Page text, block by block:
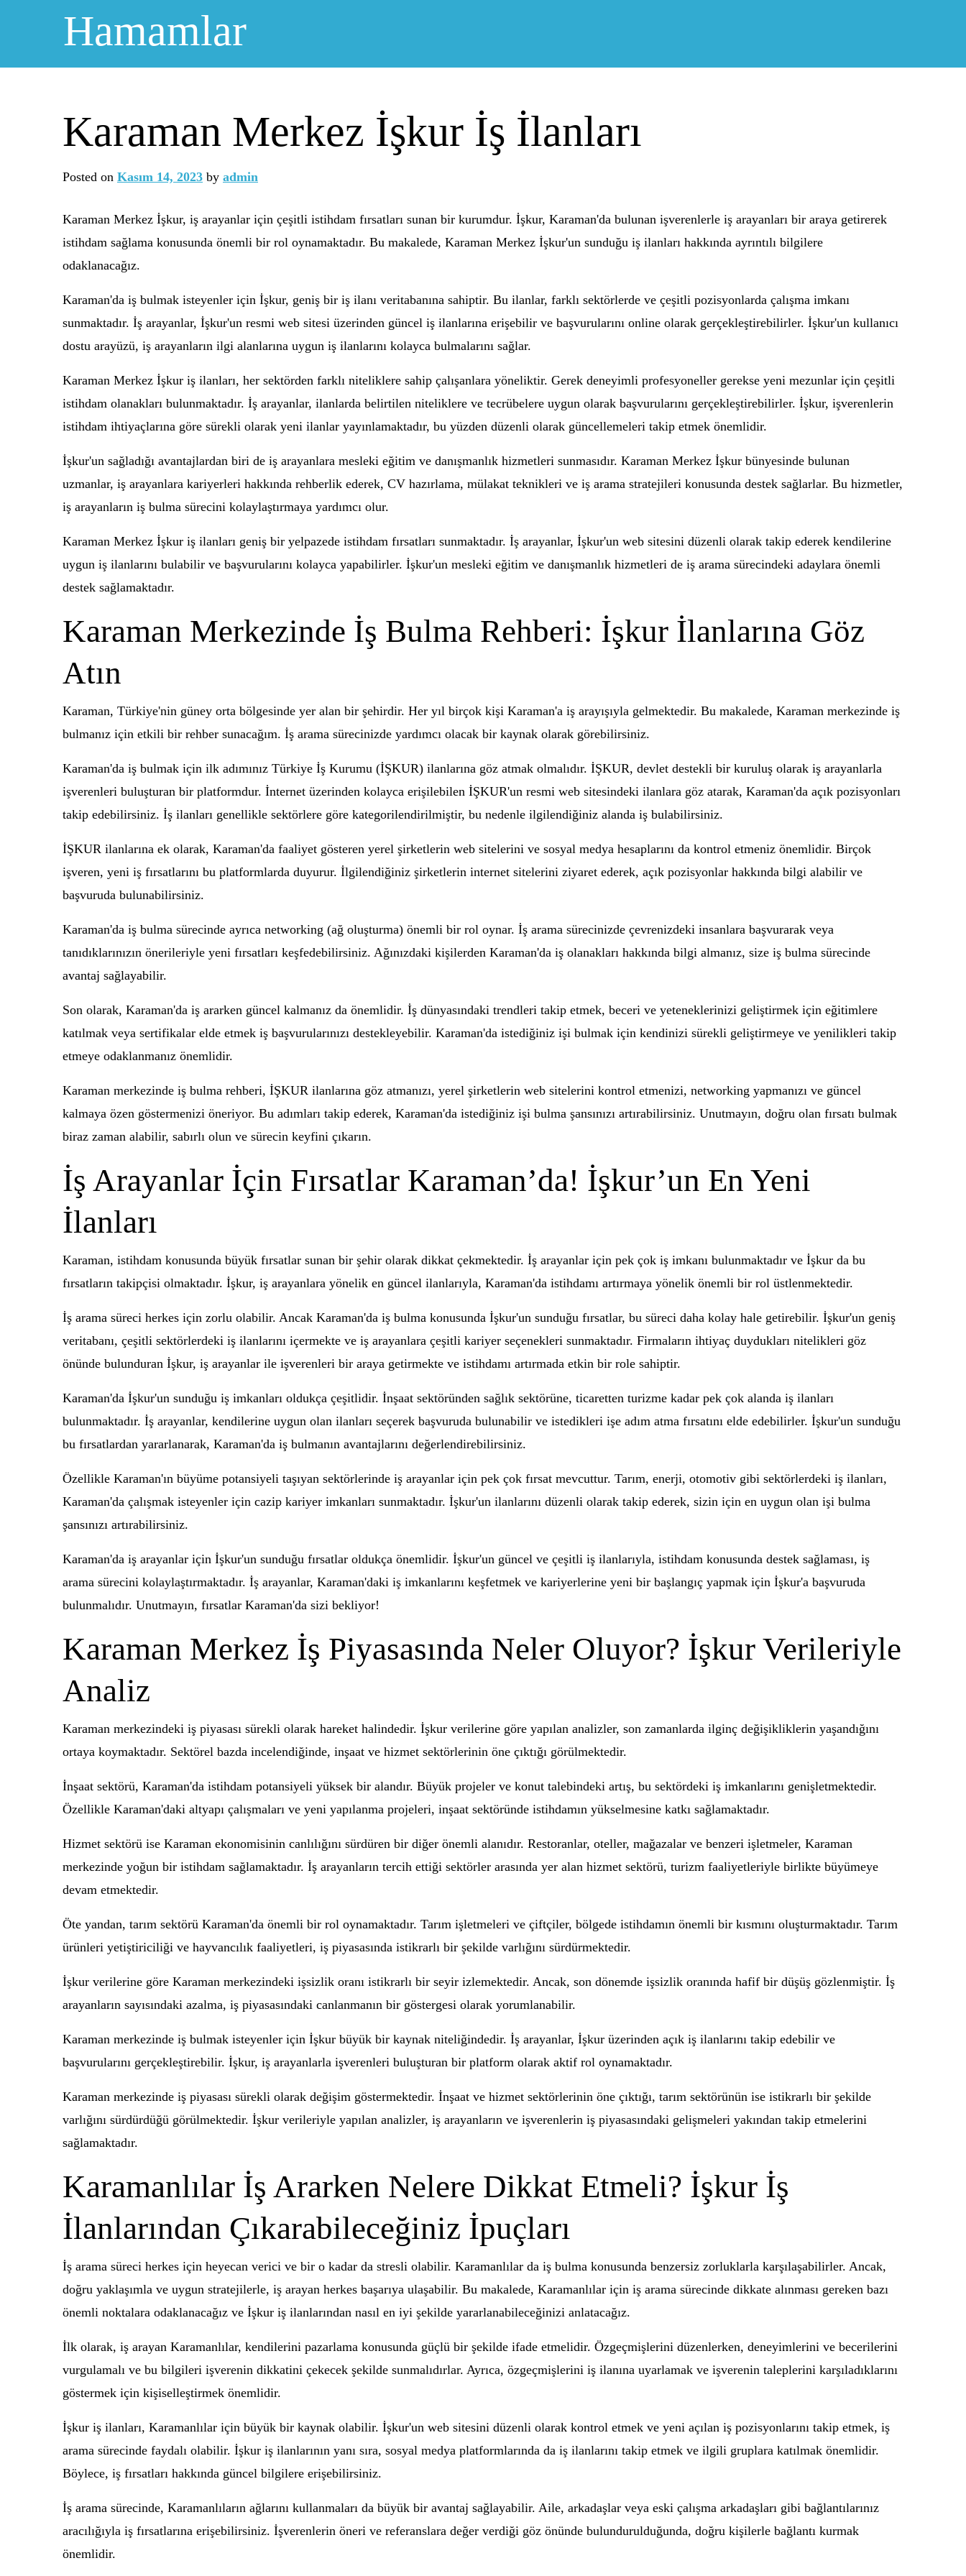
Hamamlar
Karaman Merkez İşkur İş İlanları
Posted on Kasım 14, 2023 by admin
Karaman Merkez İşkur, iş arayanlar için çeşitli istihdam fırsatları sunan bir kurumdur. İşkur, Karaman'da bulunan işverenlerle iş arayanları bir araya getirerek
istihdam sağlama konusunda önemli bir rol oynamaktadır. Bu makalede, Karaman Merkez İşkur'un sunduğu iş ilanları hakkında ayrıntılı bilgilere
odaklanacağız.
Karaman'da iş bulmak isteyenler için İşkur, geniş bir iş ilanı veritabanına sahiptir. Bu ilanlar, farklı sektörlerde ve çeşitli pozisyonlarda çalışma imkanı
sunmaktadır. İş arayanlar, İşkur'un resmi web sitesi üzerinden güncel iş ilanlarına erişebilir ve başvurularını online olarak gerçekleştirebilirler. İşkur'un kullanıcı
dostu arayüzü, iş arayanların ilgi alanlarına uygun iş ilanlarını kolayca bulmalarını sağlar.
Karaman Merkez İşkur iş ilanları, her sektörden farklı niteliklere sahip çalışanlara yöneliktir. Gerek deneyimli profesyoneller gerekse yeni mezunlar için çeşitli
istihdam olanakları bulunmaktadır. İş arayanlar, ilanlarda belirtilen niteliklere ve tecrübelere uygun olarak başvurularını gerçekleştirebilirler. İşkur, işverenlerin
istihdam ihtiyaçlarına göre sürekli olarak yeni ilanlar yayınlamaktadır, bu yüzden düzenli olarak güncellemeleri takip etmek önemlidir.
İşkur'un sağladığı avantajlardan biri de iş arayanlara mesleki eğitim ve danışmanlık hizmetleri sunmasıdır. Karaman Merkez İşkur bünyesinde bulunan
uzmanlar, iş arayanlara kariyerleri hakkında rehberlik ederek, CV hazırlama, mülakat teknikleri ve iş arama stratejileri konusunda destek sağlarlar. Bu hizmetler,
iş arayanların iş bulma sürecini kolaylaştırmaya yardımcı olur.
Karaman Merkez İşkur iş ilanları geniş bir yelpazede istihdam fırsatları sunmaktadır. İş arayanlar, İşkur'un web sitesini düzenli olarak takip ederek kendilerine
uygun iş ilanlarını bulabilir ve başvurularını kolayca yapabilirler. İşkur'un mesleki eğitim ve danışmanlık hizmetleri de iş arama sürecindeki adaylara önemli
destek sağlamaktadır.
Karaman Merkezinde İş Bulma Rehberi: İşkur İlanlarına Göz
Atın
Karaman, Türkiye'nin güney orta bölgesinde yer alan bir şehirdir. Her yıl birçok kişi Karaman'a iş arayışıyla gelmektedir. Bu makalede, Karaman merkezinde iş
bulmanız için etkili bir rehber sunacağım. İş arama sürecinizde yardımcı olacak bir kaynak olarak görebilirsiniz.
Karaman'da iş bulmak için ilk adımınız Türkiye İş Kurumu (İŞKUR) ilanlarına göz atmak olmalıdır. İŞKUR, devlet destekli bir kuruluş olarak iş arayanlarla
işverenleri buluşturan bir platformdur. İnternet üzerinden kolayca erişilebilen İŞKUR'un resmi web sitesindeki ilanlara göz atarak, Karaman'da açık pozisyonları
takip edebilirsiniz. İş ilanları genellikle sektörlere göre kategorilendirilmiştir, bu nedenle ilgilendiğiniz alanda iş bulabilirsiniz.
İŞKUR ilanlarına ek olarak, Karaman'da faaliyet gösteren yerel şirketlerin web sitelerini ve sosyal medya hesaplarını da kontrol etmeniz önemlidir. Birçok
işveren, yeni iş fırsatlarını bu platformlarda duyurur. İlgilendiğiniz şirketlerin internet sitelerini ziyaret ederek, açık pozisyonlar hakkında bilgi alabilir ve
başvuruda bulunabilirsiniz.
Karaman'da iş bulma sürecinde ayrıca networking (ağ oluşturma) önemli bir rol oynar. İş arama sürecinizde çevrenizdeki insanlara başvurarak veya
tanıdıklarınızın önerileriyle yeni fırsatları keşfedebilirsiniz. Ağınızdaki kişilerden Karaman'da iş olanakları hakkında bilgi almanız, size iş bulma sürecinde
avantaj sağlayabilir.
Son olarak, Karaman'da iş ararken güncel kalmanız da önemlidir. İş dünyasındaki trendleri takip etmek, beceri ve yeteneklerinizi geliştirmek için eğitimlere
katılmak veya sertifikalar elde etmek iş başvurularınızı destekleyebilir. Karaman'da istediğiniz işi bulmak için kendinizi sürekli geliştirmeye ve yenilikleri takip
etmeye odaklanmanız önemlidir.
Karaman merkezinde iş bulma rehberi, İŞKUR ilanlarına göz atmanızı, yerel şirketlerin web sitelerini kontrol etmenizi, networking yapmanızı ve güncel
kalmaya özen göstermenizi öneriyor. Bu adımları takip ederek, Karaman'da istediğiniz işi bulma şansınızı artırabilirsiniz. Unutmayın, doğru olan fırsatı bulmak
biraz zaman alabilir, sabırlı olun ve sürecin keyfini çıkarın.
İş Arayanlar İçin Fırsatlar Karaman’da! İşkur’un En Yeni
İlanları
Karaman, istihdam konusunda büyük fırsatlar sunan bir şehir olarak dikkat çekmektedir. İş arayanlar için pek çok iş imkanı bulunmaktadır ve İşkur da bu
fırsatların takipçisi olmaktadır. İşkur, iş arayanlara yönelik en güncel ilanlarıyla, Karaman'da istihdamı artırmaya yönelik önemli bir rol üstlenmektedir.
İş arama süreci herkes için zorlu olabilir. Ancak Karaman'da iş bulma konusunda İşkur'un sunduğu fırsatlar, bu süreci daha kolay hale getirebilir. İşkur'un geniş
veritabanı, çeşitli sektörlerdeki iş ilanlarını içermekte ve iş arayanlara çeşitli kariyer seçenekleri sunmaktadır. Firmaların ihtiyaç duydukları nitelikleri göz
önünde bulunduran İşkur, iş arayanlar ile işverenleri bir araya getirmekte ve istihdamı artırmada etkin bir role sahiptir.
Karaman'da İşkur'un sunduğu iş imkanları oldukça çeşitlidir. İnşaat sektöründen sağlık sektörüne, ticaretten turizme kadar pek çok alanda iş ilanları
bulunmaktadır. İş arayanlar, kendilerine uygun olan ilanları seçerek başvuruda bulunabilir ve istedikleri işe adım atma fırsatını elde edebilirler. İşkur'un sunduğu
bu fırsatlardan yararlanarak, Karaman'da iş bulmanın avantajlarını değerlendirebilirsiniz.
Özellikle Karaman'ın büyüme potansiyeli taşıyan sektörlerinde iş arayanlar için pek çok fırsat mevcuttur. Tarım, enerji, otomotiv gibi sektörlerdeki iş ilanları,
Karaman'da çalışmak isteyenler için cazip kariyer imkanları sunmaktadır. İşkur'un ilanlarını düzenli olarak takip ederek, sizin için en uygun olan işi bulma
şansınızı artırabilirsiniz.
Karaman'da iş arayanlar için İşkur'un sunduğu fırsatlar oldukça önemlidir. İşkur'un güncel ve çeşitli iş ilanlarıyla, istihdam konusunda destek sağlaması, iş
arama sürecini kolaylaştırmaktadır. İş arayanlar, Karaman'daki iş imkanlarını keşfetmek ve kariyerlerine yeni bir başlangıç yapmak için İşkur'a başvuruda
bulunmalıdır. Unutmayın, fırsatlar Karaman'da sizi bekliyor!
Karaman Merkez İş Piyasasında Neler Oluyor? İşkur Verileriyle
Analiz
Karaman merkezindeki iş piyasası sürekli olarak hareket halindedir. İşkur verilerine göre yapılan analizler, son zamanlarda ilginç değişikliklerin yaşandığını
ortaya koymaktadır. Sektörel bazda incelendiğinde, inşaat ve hizmet sektörlerinin öne çıktığı görülmektedir.
İnşaat sektörü, Karaman'da istihdam potansiyeli yüksek bir alandır. Büyük projeler ve konut talebindeki artış, bu sektördeki iş imkanlarını genişletmektedir.
Özellikle Karaman'daki altyapı çalışmaları ve yeni yapılanma projeleri, inşaat sektöründe istihdamın yükselmesine katkı sağlamaktadır.
Hizmet sektörü ise Karaman ekonomisinin canlılığını sürdüren bir diğer önemli alanıdır. Restoranlar, oteller, mağazalar ve benzeri işletmeler, Karaman
merkezinde yoğun bir istihdam sağlamaktadır. İş arayanların tercih ettiği sektörler arasında yer alan hizmet sektörü, turizm faaliyetleriyle birlikte büyümeye
devam etmektedir.
Öte yandan, tarım sektörü Karaman'da önemli bir rol oynamaktadır. Tarım işletmeleri ve çiftçiler, bölgede istihdamın önemli bir kısmını oluşturmaktadır. Tarım
ürünleri yetiştiriciliği ve hayvancılık faaliyetleri, iş piyasasında istikrarlı bir şekilde varlığını sürdürmektedir.
İşkur verilerine göre Karaman merkezindeki işsizlik oranı istikrarlı bir seyir izlemektedir. Ancak, son dönemde işsizlik oranında hafif bir düşüş gözlenmiştir. İş
arayanların sayısındaki azalma, iş piyasasındaki canlanmanın bir göstergesi olarak yorumlanabilir.
Karaman merkezinde iş bulmak isteyenler için İşkur büyük bir kaynak niteliğindedir. İş arayanlar, İşkur üzerinden açık iş ilanlarını takip edebilir ve
başvurularını gerçekleştirebilir. İşkur, iş arayanlarla işverenleri buluşturan bir platform olarak aktif rol oynamaktadır.
Karaman merkezinde iş piyasası sürekli olarak değişim göstermektedir. İnşaat ve hizmet sektörlerinin öne çıktığı, tarım sektörünün ise istikrarlı bir şekilde
varlığını sürdürdüğü görülmektedir. İşkur verileriyle yapılan analizler, iş arayanların ve işverenlerin iş piyasasındaki gelişmeleri yakından takip etmelerini
sağlamaktadır.
Karamanlılar İş Ararken Nelere Dikkat Etmeli? İşkur İş
İlanlarından Çıkarabileceğiniz İpuçları
İş arama süreci herkes için heyecan verici ve bir o kadar da stresli olabilir. Karamanlılar da iş bulma konusunda benzersiz zorluklarla karşılaşabilirler. Ancak,
doğru yaklaşımla ve uygun stratejilerle, iş arayan herkes başarıya ulaşabilir. Bu makalede, Karamanlılar için iş arama sürecinde dikkate alınması gereken bazı
önemli noktalara odaklanacağız ve İşkur iş ilanlarından nasıl en iyi şekilde yararlanabileceğinizi anlatacağız.
İlk olarak, iş arayan Karamanlılar, kendilerini pazarlama konusunda güçlü bir şekilde ifade etmelidir. Özgeçmişlerini düzenlerken, deneyimlerini ve becerilerini
vurgulamalı ve bu bilgileri işverenin dikkatini çekecek şekilde sunmalıdırlar. Ayrıca, özgeçmişlerini iş ilanına uyarlamak ve işverenin taleplerini karşıladıklarını
göstermek için kişiselleştirmek önemlidir.
İşkur iş ilanları, Karamanlılar için büyük bir kaynak olabilir. İşkur'un web sitesini düzenli olarak kontrol etmek ve yeni açılan iş pozisyonlarını takip etmek, iş
arama sürecinde faydalı olabilir. İşkur iş ilanlarının yanı sıra, sosyal medya platformlarında da iş ilanlarını takip etmek ve ilgili gruplara katılmak önemlidir.
Böylece, iş fırsatları hakkında güncel bilgilere erişebilirsiniz.
İş arama sürecinde, Karamanlıların ağlarını kullanmaları da büyük bir avantaj sağlayabilir. Aile, arkadaşlar veya eski çalışma arkadaşları gibi bağlantılarınız
aracılığıyla iş fırsatlarına erişebilirsiniz. İşverenlerin öneri ve referanslara değer verdiği göz önünde bulundurulduğunda, doğru kişilerle bağlantı kurmak
önemlidir.